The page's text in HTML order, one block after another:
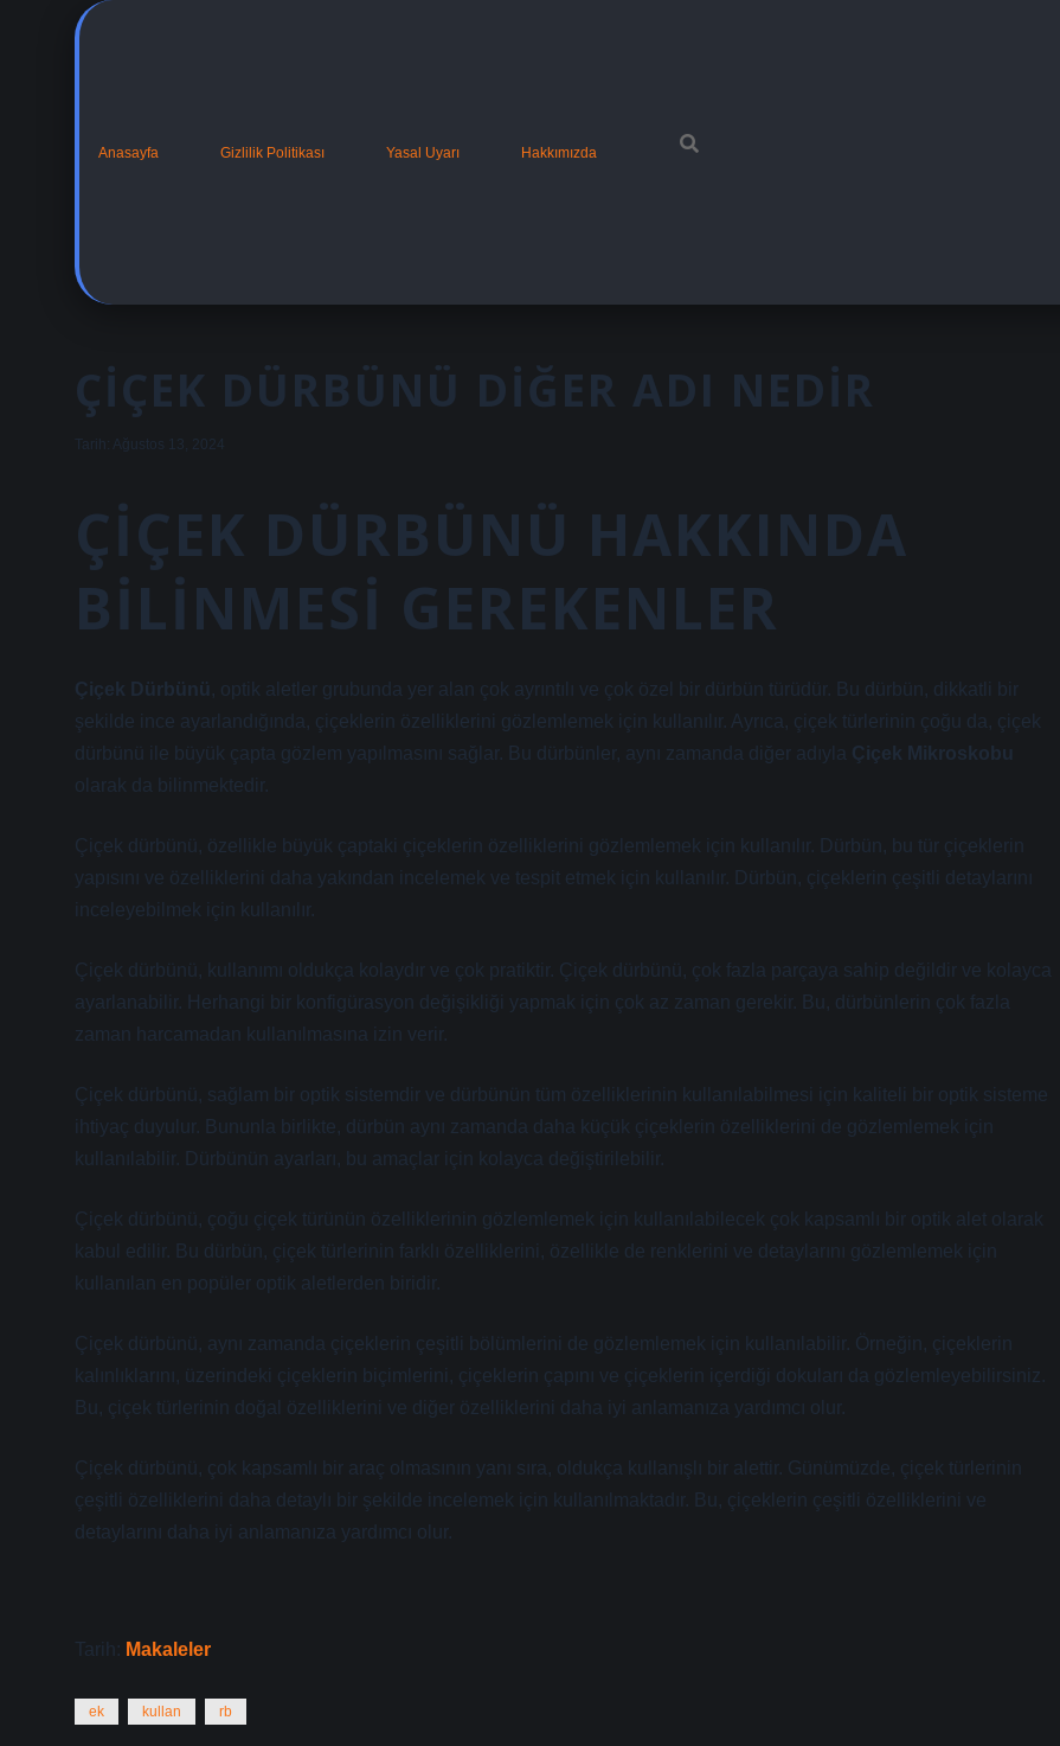
Anasayfa Gizlilik Politikası Yasal Uyarı Hakkımızda
ÇIÇEK DÜRBÜNÜ DIĞER ADI NEDIR
Tarih: Ağustos 13, 2024
ÇIÇEK DÜRBÜNÜ HAKKINDA
BILINMESI GEREKENLER
Çiçek Dürbünü , optik aletler grubunda yer alan çok ayrıntılı ve çok özel bir dürbün türüdür. Bu dürbün, dikkatli bir
şekilde ince ayarlandığında, çiçeklerin özelliklerini gözlemlemek için kullanılır. Ayrıca, çiçek türlerinin çoğu da, çiçek
dürbünü ile büyük çapta gözlem yapılmasını sağlar. Bu dürbünler, aynı zamanda diğer adıyla Çiçek Mikroskobu
olarak da bilinmektedir.
Çiçek dürbünü, özellikle büyük çaptaki çiçeklerin özelliklerini gözlemlemek için kullanılır. Dürbün, bu tür çiçeklerin
yapısını ve özelliklerini daha yakından incelemek ve tespit etmek için kullanılır. Dürbün, çiçeklerin çeşitli detaylarını
inceleyebilmek için kullanılır.
Çiçek dürbünü, kullanımı oldukça kolaydır ve çok pratiktir. Çiçek dürbünü, çok fazla parçaya sahip değildir ve kolayca
ayarlanabilir. Herhangi bir konfigürasyon değişikliği yapmak için çok az zaman gerekir. Bu, dürbünlerin çok fazla
zaman harcamadan kullanılmasına izin verir.
Çiçek dürbünü, sağlam bir optik sistemdir ve dürbünün tüm özelliklerinin kullanılabilmesi için kaliteli bir optik sisteme
ihtiyaç duyulur. Bununla birlikte, dürbün aynı zamanda daha küçük çiçeklerin özelliklerini de gözlemlemek için
kullanılabilir. Dürbünün ayarları, bu amaçlar için kolayca değiştirilebilir.
Çiçek dürbünü, çoğu çiçek türünün özelliklerinin gözlemlemek için kullanılabilecek çok kapsamlı bir optik alet olarak
kabul edilir. Bu dürbün, çiçek türlerinin farklı özelliklerini, özellikle de renklerini ve detaylarını gözlemlemek için
kullanılan en popüler optik aletlerden biridir.
Çiçek dürbünü, aynı zamanda çiçeklerin çeşitli bölümlerini de gözlemlemek için kullanılabilir. Örneğin, çiçeklerin
kalınlıklarını, üzerindeki çiçeklerin biçimlerini, çiçeklerin çapını ve çiçeklerin içerdiği dokuları da gözlemleyebilirsiniz.
Bu, çiçek türlerinin doğal özelliklerini ve diğer özelliklerini daha iyi anlamanıza yardımcı olur.
Çiçek dürbünü, çok kapsamlı bir araç olmasının yanı sıra, oldukça kullanışlı bir alettir. Günümüzde, çiçek türlerinin
çeşitli özelliklerini daha detaylı bir şekilde incelemek için kullanılmaktadır. Bu, çiçeklerin çeşitli özelliklerini ve
detaylarını daha iyi anlamanıza yardımcı olur.
Tarih: Makaleler
ek kullan rb